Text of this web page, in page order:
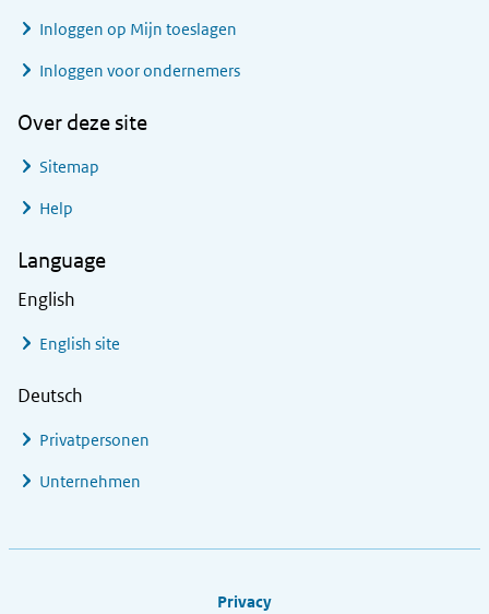
Inloggen op Mijn toeslagen
Inloggen voor ondernemers
Over deze site
Sitemap
Help
Language
English
English site
Deutsch
Privatpersonen
Unternehmen
Privacy